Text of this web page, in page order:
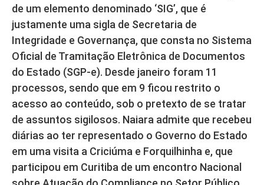
de um elemento denominado ‘SIG’, que é
justamente uma sigla de Secretaria de
Integridade e Governança, que consta no Sistema
Oficial de Tramitação Eletrônica de Documentos
do Estado (SGP-e). Desde janeiro foram 11
processos, sendo que em 9 ficou restrito o
acesso ao conteúdo, sob o pretexto de se tratar
de assuntos sigilosos. Naiara admite que recebeu
diárias ao ter representado o Governo do Estado
em uma visita a Criciúma e Forquilhinha e, que
participou em Curitiba de um encontro Nacional